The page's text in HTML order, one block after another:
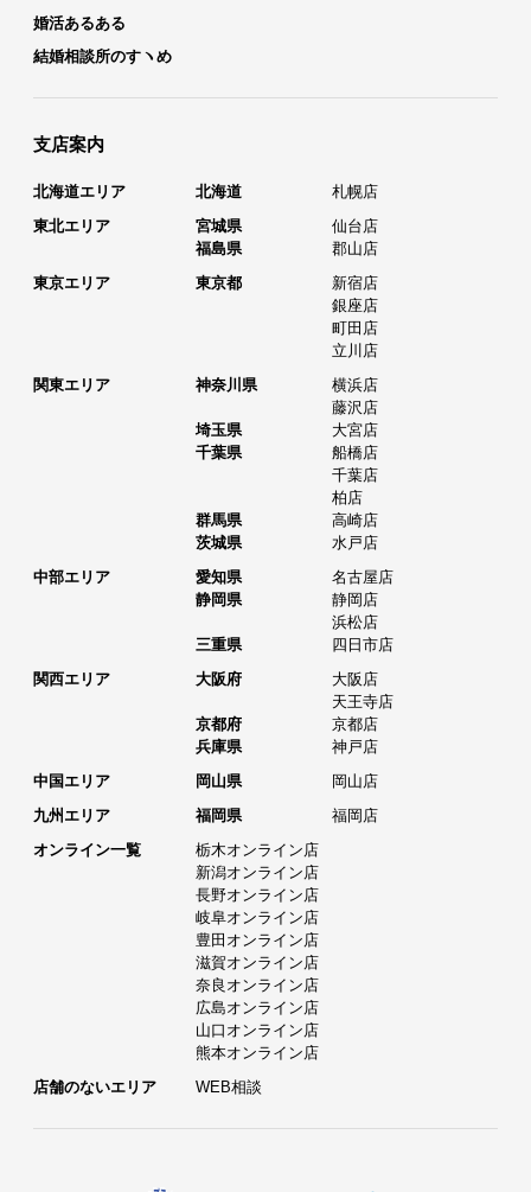
婚活あるある
結婚相談所のすヽめ
支店案内
北海道エリア 北海道
札幌店
東北エリア
宮城県
仙台店
福島県
郡山店
東京エリア
東京都
新宿店
銀座店
町田店
立川店
関東エリア
神奈川県
横浜店
藤沢店
埼玉県
大宮店
千葉県
船橋店
千葉店
柏店
群馬県
高崎店
茨城県
水戸店
中部エリア
愛知県
名古屋店
静岡県
静岡店
浜松店
三重県
四日市店
関西エリア
大阪府
大阪店
天王寺店
京都府
京都店
兵庫県
神戸店
中国エリア
岡山県
岡山店
九州エリア
福岡県
福岡店
オンライン一覧
栃木オンライン店
新潟オンライン店
長野オンライン店
岐阜オンライン店
豊田オンライン店
滋賀オンライン店
奈良オンライン店
広島オンライン店
山口オンライン店
熊本オンライン店
店舗のないエリア
WEB相談